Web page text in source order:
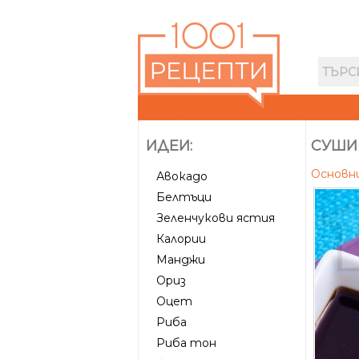
ИДЕИ:
Авокадо
Белтъци
Зеленчукови ястия
Калории
Манджи
Ориз
Оцет
Риба
Риба тон
СУШИ